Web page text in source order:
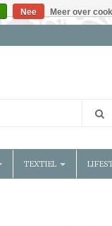
TEXTIEL
Nee Meer over